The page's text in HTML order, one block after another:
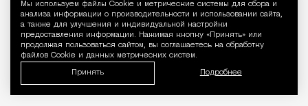
Уведомление
Мы используем файлы Сookie и метрические системы для сбора и
анализа информации о производительности и использовании сайта,
а также для улучшения и индивидуальной настройки
предоставления информации. Нажимая кнопку «Принять» или
продолжая пользоваться сайтом, вы соглашаетесь на обработку
файлов Cookie и данных метрических систем.
Принять Подробнее
размеров трехэтажная пристройка с подвалом и
проездной аркой, ведущей на задний двор,
появляется с северной стороны. Прежде простой
план обретает сложную асимметричную
структуру с разноуровневыми объемами.